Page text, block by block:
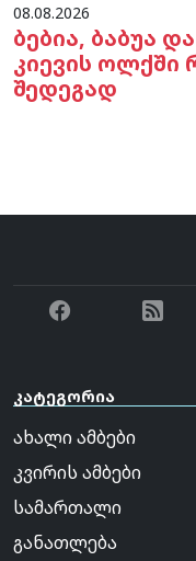
08.08.2026
ბებია, ბაბუა
კიევის ოლქში
შედეგად
კატეგორია
ახალი ამბები
კვირის ამბები
სამართალი
განათლება